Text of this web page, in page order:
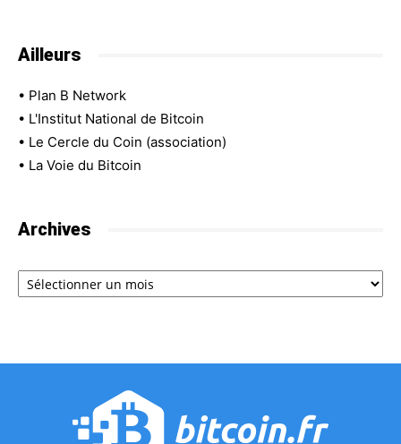
Ailleurs
• Plan B Network
• L'Institut National de Bitcoin
• Le Cercle du Coin (association)
• La Voie du Bitcoin
Archives
Archives